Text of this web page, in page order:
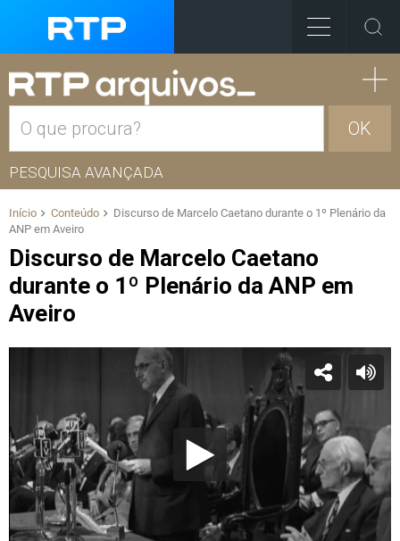
OK
PESQUISA AVANÇADA
Início Conteúdo
Discurso de Marcelo Caetano durante o 1º Plenário da
ANP em Aveiro
Discurso de Marcelo Caetano
durante o 1º Plenário da ANP em
Aveiro